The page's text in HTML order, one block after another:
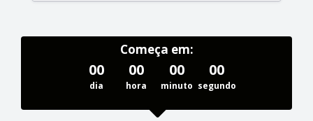
Começa em:
00
dia
00
hora
00
minuto
00
segundo